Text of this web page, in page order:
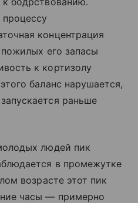
концентрация
его запасы
к кортизолу
баланс нарушается,
раньше
людей пик
в промежутке
возрасте этот пик
часы — примерно